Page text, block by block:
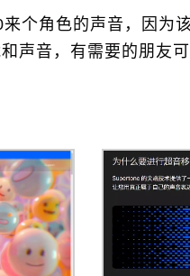
个角色的声音，因为
声音，有需要的朋友